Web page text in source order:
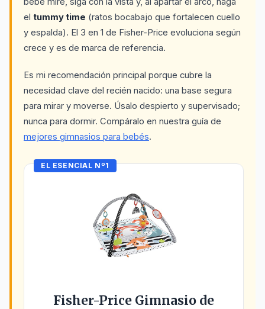
el tummy time (ratos bocabajo que fortalecen cuello
y espalda). El 3 en 1 de Fisher-Price evoluciona según
crece y es de marca de referencia.
Es mi recomendación principal porque cubre la
necesidad clave del recién nacido: una base segura
para mirar y moverse. Úsalo despierto y supervisado;
nunca para dormir. Compáralo en nuestra guía de
mejores gimnasios para bebés.
EL ESENCIAL Nº1
Fisher-Price Gimnasio de